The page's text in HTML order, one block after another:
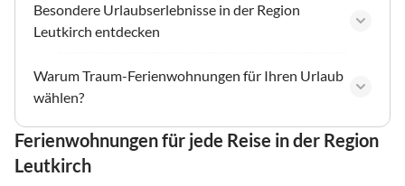
Besondere Urlaubserlebnisse in der Region
Leutkirch entdecken
Warum Traum-Ferienwohnungen für Ihren Urlaub
wählen?
Ferienwohnungen für jede Reise in der Region
Leutkirch